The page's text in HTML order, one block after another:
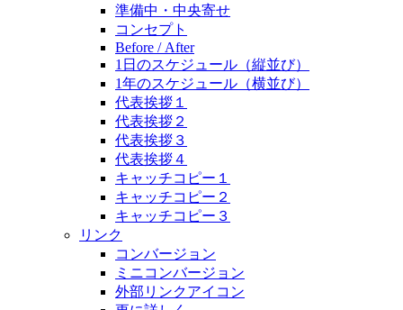
準備中・中央寄せ
コンセプト
Before / After
1日のスケジュール（縦並び）
1年のスケジュール（横並び）
代表挨拶１
代表挨拶２
代表挨拶３
代表挨拶４
キャッチコピー１
キャッチコピー２
キャッチコピー３
リンク
コンバージョン
ミニコンバージョン
外部リンクアイコン